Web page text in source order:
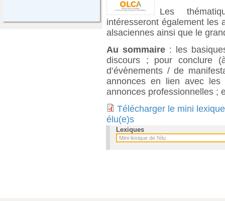
Les
intéresseront également les
alsaciennes ainsi que le
Au sommaire : les
discours ; pour conclure
d’évènements / de
annonces en lien avec
annonces professionnelles ;
Télécharger le mini
élu(e)s
Lexiques